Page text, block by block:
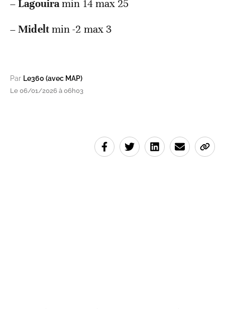
–Lagouiramin 14 max 25
–Mideltmin -2 max 3
Par Le360 (avec MAP)
Le 06/01/2026 à 06h03